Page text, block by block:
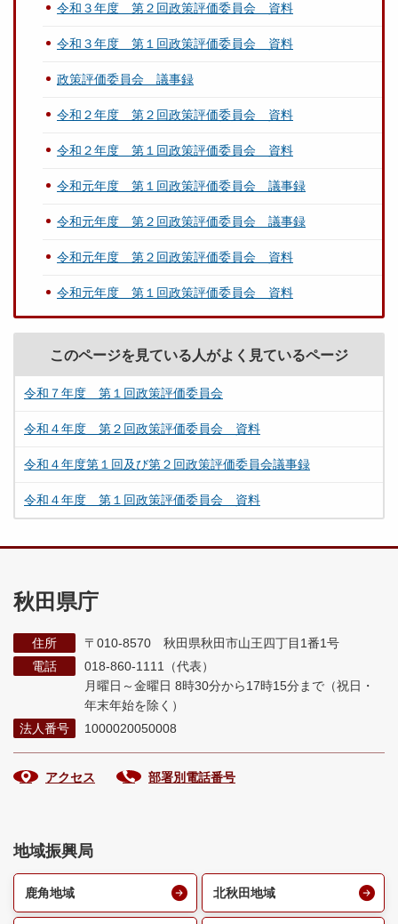
令和３年度 第２回政策評価委員会 資料
令和３年度 第１回政策評価委員会 資料
政策評価委員会 議事録
令和２年度 第２回政策評価委員会 資料
令和２年度 第１回政策評価委員会 資料
令和元年度 第１回政策評価委員会 議事録
令和元年度 第２回政策評価委員会 議事録
令和元年度 第２回政策評価委員会 資料
令和元年度 第１回政策評価委員会 資料
このページを見ている人がよく見ているページ
令和７年度 第１回政策評価委員会
令和４年度 第２回政策評価委員会 資料
令和４年度第１回及び第２回政策評価委員会議事録
令和４年度 第１回政策評価委員会 資料
秋田県庁
住所
〒010-8570 秋田県秋田市山王四丁目1番1号
電話
018-860-1111（代表）
月曜日～金曜日 8時30分から17時15分まで （祝日・
年末年始を除く）
法人番号
1000020050008
アクセス 部署別電話番号
地域振興局
鹿角地域 北秋田地域